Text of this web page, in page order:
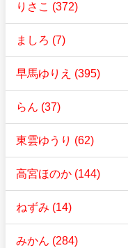
りさこ (372)
ましろ (7)
早馬ゆりえ (395)
らん (37)
東雲ゆうり (62)
高宮ほのか (144)
ねずみ (14)
みかん (284)